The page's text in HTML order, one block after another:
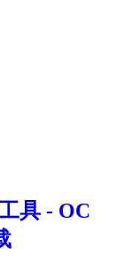
具 - OC